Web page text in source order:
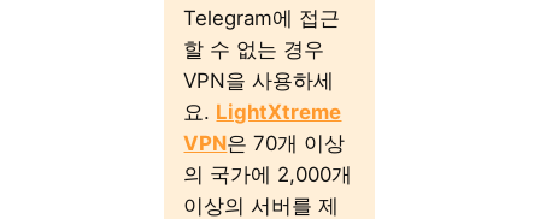
Telegram에 접근
할 수 없는 경우
VPN을 사용하세
요. LightXtreme
VPN은 70개 이상
의 국가에 2,000개
이상의 서버를 제